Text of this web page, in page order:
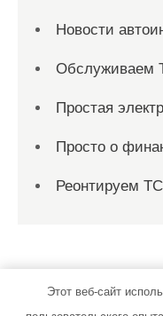
Новости
Обслуживаем
Простая
Просто о
Реонтируем
Этот веб-сайт